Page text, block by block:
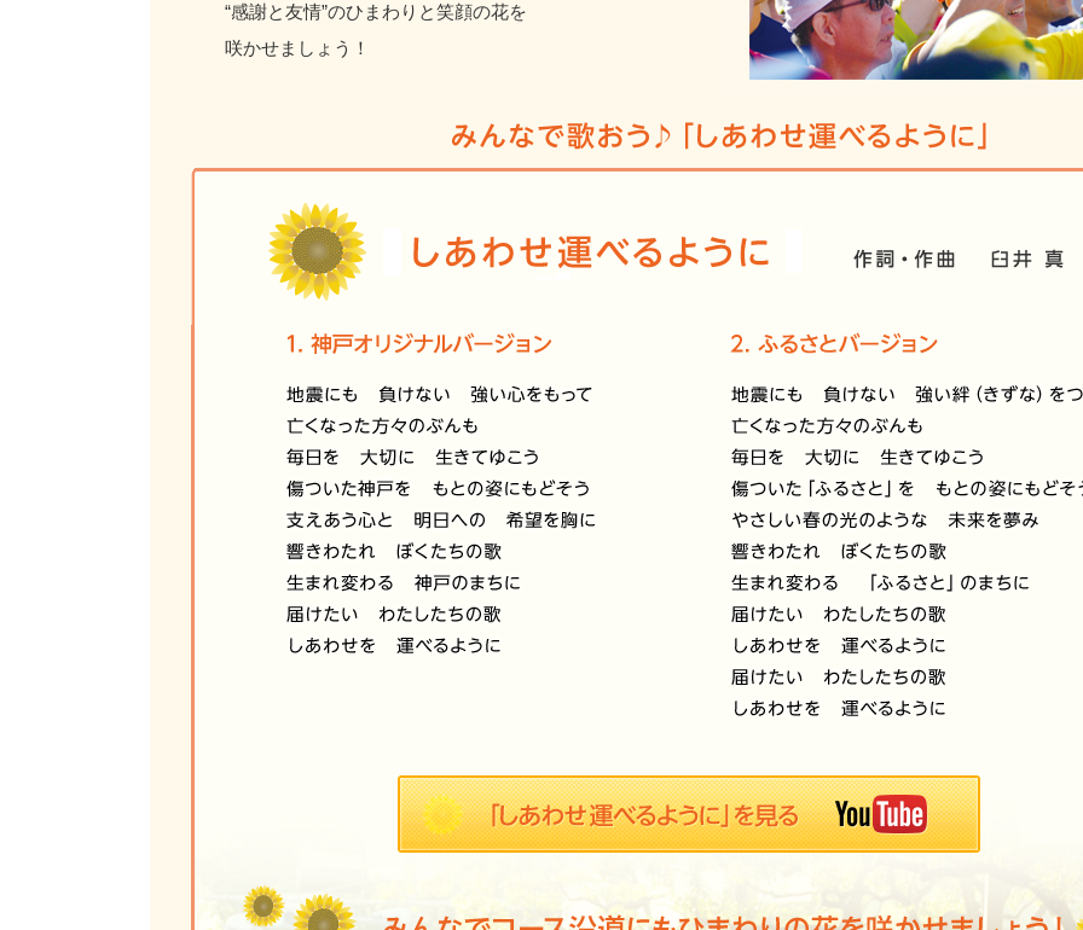
“感謝と友情”のひまわりと笑顔の花を
咲かせましょう！